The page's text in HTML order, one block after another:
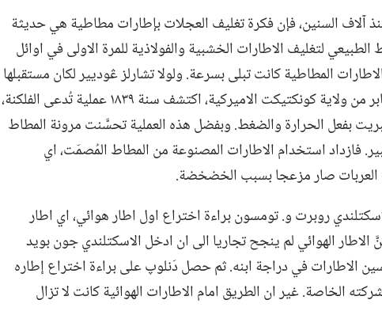
آلاف السنين،‏ فإن فكرة تغليف العجلات بإطارات مطاطية هي حديثة
لتغليف الاطارات الخشبية والفولاذية للمرة الاولى في اوائل
المطاطية كانت تبلى بسرعة.‏ ولولا تشارلز ڠوديير لكان مستقبلها
مظلما.‏ فهذا المخترع المثابر من ولاية كونكتيكت الاميركية،‏ اكتشف سنة ١٨٣٩ عملية تُدعى الفلكنة،‏
بفعل الحرارة والضغط.‏ وبفضل هذه العملية تحسَّنت مرونة المطاط
فازداد استخدام الاطارات المصنوعة من المطاط المُصمَت،‏ اي
صار مزعجا بسبب الخضخضة.‏
الاسكتلندي روبرت و.‏ تومسون براءة اختراع اول اطار هوائي،‏ اي اطار
الاطار الهوائي لم ينجح تجاريا الى ان ادخل الاسكتلندي جون بويد
الاطارات في دراجة ابنه.‏ ثم حصل دَنلوپ على براءة اختراع إطاره
١٨٨٨ وأسس شركته الخاصة.‏ غير ان الطريق امام الاطارات الهوائية كانت لا تزال